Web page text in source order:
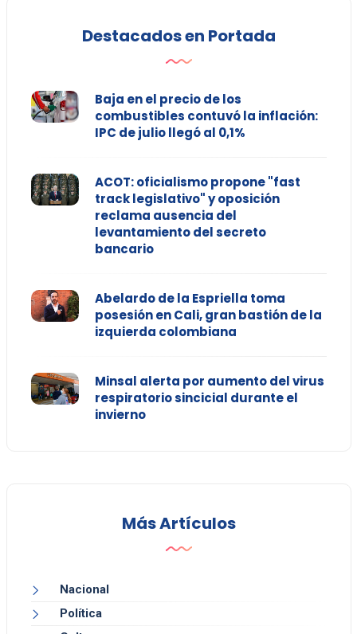
Destacados en Portada
Baja en el precio de los
combustibles contuvó la inflación:
IPC de julio llegó al 0,1%
ACOT: oficialismo propone "fast
track legislativo" y oposición
reclama ausencia del
levantamiento del secreto
bancario
Abelardo de la Espriella toma
posesión en Cali, gran bastión de la
izquierda colombiana
Minsal alerta por aumento del virus
respiratorio sincicial durante el
invierno
Más Artículos
Nacional
Política